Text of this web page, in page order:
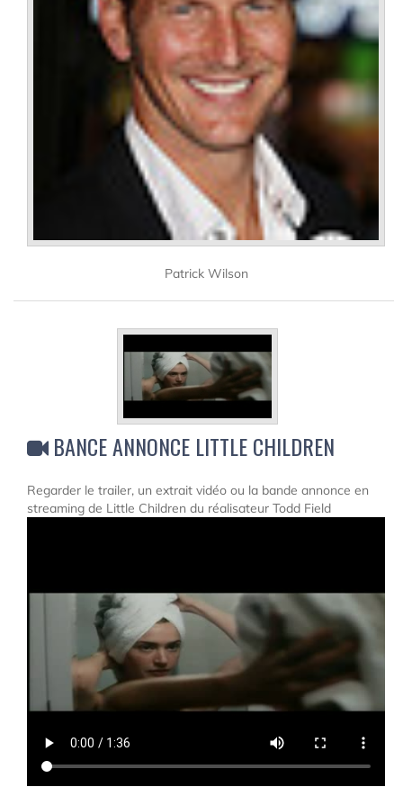
Patrick Wilson
BANCE ANNONCE LITTLE CHILDREN
Regarder le trailer, un extrait vidéo ou la bande annonce en
streaming de Little Children du réalisateur Todd Field